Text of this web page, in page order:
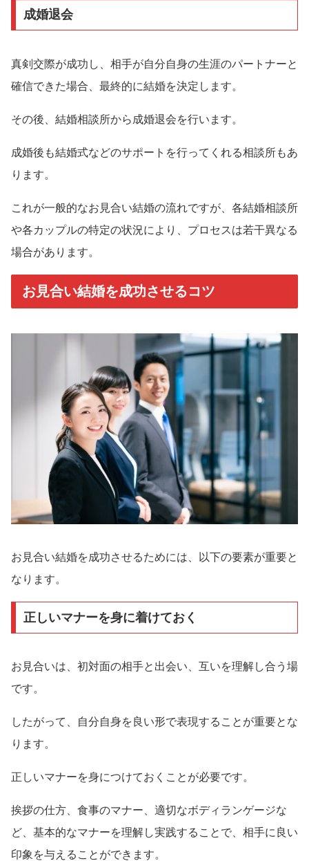
成婚退会
真剣交際が成功し、相手が自分自身の生涯のパートナーと
確信できた場合、最終的に結婚を決定します。
その後、結婚相談所から成婚退会を行います。
成婚後も結婚式などのサポートを行ってくれる相談所もあ
ります。
これが一般的なお見合い結婚の流れですが、各結婚相談所
や各カップルの特定の状況により、プロセスは若干異なる
場合があります。
お見合い結婚を成功させるコツ
お見合い結婚を成功させるためには、以下の要素が重要と
なります。
正しいマナーを身に着けておく
お見合いは、初対面の相手と出会い、互いを理解し合う場
です。
したがって、自分自身を良い形で表現することが重要とな
ります。
正しいマナーを身につけておくことが必要です。
挨拶の仕方、食事のマナー、適切なボディランゲージな
ど、基本的なマナーを理解し実践することで、相手に良い
印象を与えることができます。